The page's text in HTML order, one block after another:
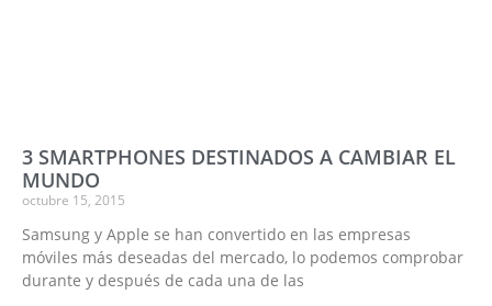
3 SMARTPHONES DESTINADOS A CAMBIAR EL
MUNDO
octubre 15, 2015
Samsung y Apple se han convertido en las empresas
móviles más deseadas del mercado, lo podemos comprobar
durante y después de cada una de las